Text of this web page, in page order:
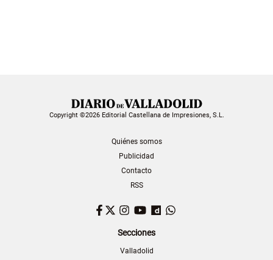
Copyright ©2026 Editorial Castellana de Impresiones, S.L.
Quiénes somos
Publicidad
Contacto
RSS
Facebook
TwitterInstagram
YouTubeDailymotion
Secciones
Valladolid